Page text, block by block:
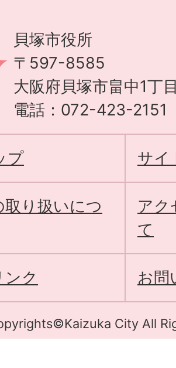
貝塚市役所
〒597-8585
大阪府貝塚市畠中1丁
電話：072-423-2151
プ サイ
り扱いにつ
アク
て
ク お問
City All